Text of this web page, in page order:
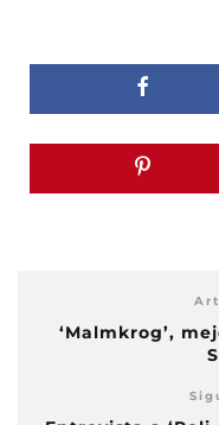
‘Malmkrog’,